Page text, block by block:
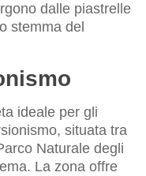
dalle piastrelle
stemma del
ideale per gli
situata tra
Naturale degli
La zona offre